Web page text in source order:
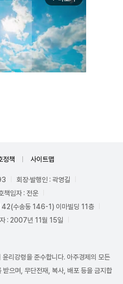
정책 사이트맵
회장·발행인 : 곽영길
책임자 : 전운
42(수송동 146-1) 이마빌딩 11층
: 2007년 11월 15일
리강령을 준수합니다. 아주경제의 모든
으며, 무단전재, 복사, 배포 등을 금지합